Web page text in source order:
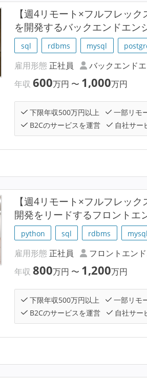
【週4リモート×フルフレッ
を開発するバックエンドエン
sql rdbms mysql
雇用形態 正社員 バックエンド
年収600万円 〜 1,000万円
下限年収500万円以上 一部リモ
B2Cのサービスを運営
自社サー
【週4リモート×フルフレッ
開発をリードするフロントエ
python sql rdbms mysql
雇用形態 正社員 フロントエン
年収800万円 〜 1,200万円
下限年収500万円以上 一部リモ
B2Cのサービスを運営
自社サー